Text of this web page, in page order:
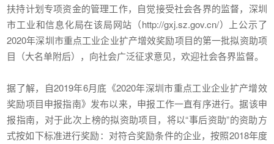
扶持计划专项资金的管理工作，自觉接受社会各界的监督，深圳
市工业和信息化局在该局网站（http://gxj.sz.gov.cn/）上公示了
2020年深圳市重点工业企业扩产增效奖励项目的第一批拟资助项
目（大名单附后），向社会广泛征求意见，欢迎社会各界监督。
据了解，自2019年6月底《2020年深圳市重点工业企业扩产增效
奖励项目申报指南》发布以来，申报工作一直有序进行。据该申
报指南，对于此次上榜的拟资助项目，将以“事后资助”的资助方
式按如下标准进行奖励：对符合奖励条件的企业，按照2018年度